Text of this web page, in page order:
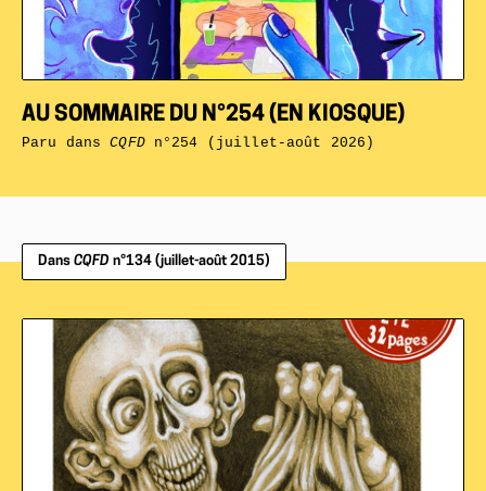
AU SOMMAIRE DU N°254 (EN KIOSQUE)
Paru dansCQFDn°254 (juillet-août 2026)
Dans CQFD n°134 (juillet-août 2015)